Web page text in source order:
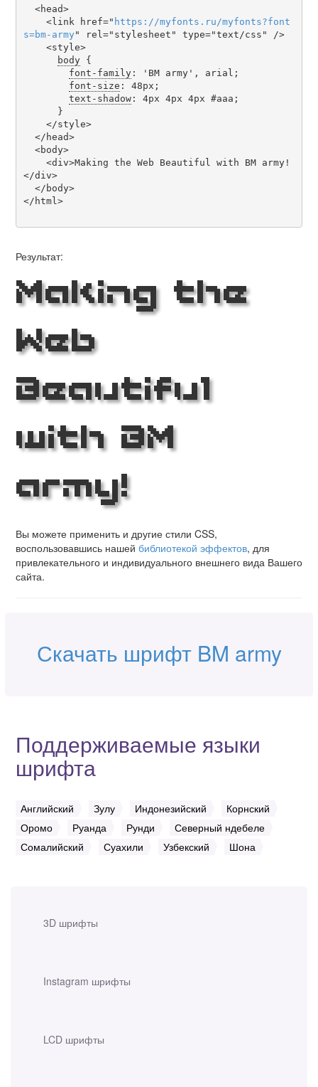
3D шрифты
Instagram шрифты
LCD шрифты
    <link href="
https ://myfonts . ru /myfonts?font
s=bm-army " rel="stylesheet" type="text/css" />
body {
font-family: 'BM army', arial;
font-size : 48px;
text-shadow: 4px 4px 4px #aaa;
</div>
</html>
Результат:
Making the
Web
Beautiful
with BM
army!
Вы можете применить и другие стили CSS,
воспользовавшись нашей библиотекой эффектов, для
привлекательного и индивидуального внешнего вида Вашего
сайта.
Скачать шрифт BM army
Поддерживаемые языки
шрифта
Английский Зулу Индонезийский
Корнский
Оромо
Руанда Рунди
Северный ндебеле
Сомалийский
Суахили Узбекский Шона